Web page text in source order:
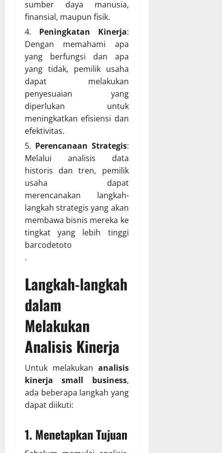
sumber daya manusia,
finansial, maupun fisik.
Peningkatan Kinerja:
Dengan memahami apa
yang berfungsi dan apa
yang tidak, pemilik usaha
dapat melakukan
penyesuaian yang
diperlukan untuk
meningkatkan efisiensi dan
efektivitas.
Perencanaan Strategis:
Melalui analisis data
historis dan tren, pemilik
usaha dapat
merencanakan langkah-
langkah strategis yang akan
membawa bisnis mereka ke
tingkat yang lebih tinggi
barcodetoto
.
Langkah-langkah
dalam
Melakukan
Analisis Kinerja
Untuk melakukan analisis
kinerja small business,
ada beberapa langkah yang
dapat diikuti:
1. Menetapkan Tujuan